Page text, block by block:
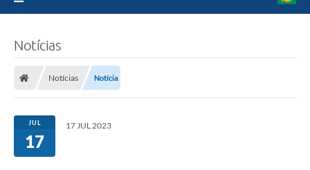
Notícias
Notícias Notícia
JUL
17
17 JUL 2023